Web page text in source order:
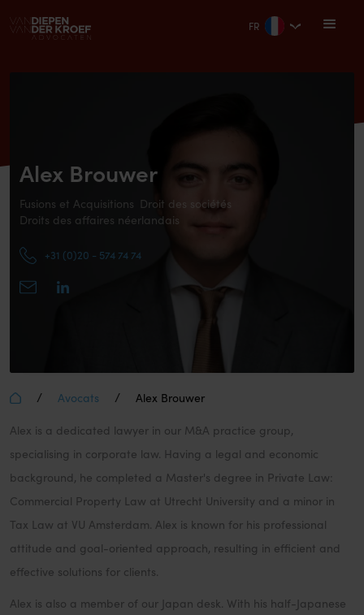
FR
Alex Brouwer
Fusions et Acquisitions Droit des sociétés
Droits des affaires néerlandais
+31 (0)20 - 574 74 74
/ Avocats /
Alex Brouwer
Alex is a dedicated lawyer in our M&A practice group,
specialising in corporate law. Having a legal and economic
background, he completed a Master's degree in Private Law:
Commercial Property Law at Utrecht University and a minor in
Tax Law at VU Amsterdam. Alex is known for his professional
attitude and goal-oriented approach, resulting in efficient and
effective solutions for clients.
Alex is also a member of our Japan desk. With his half-Japanese